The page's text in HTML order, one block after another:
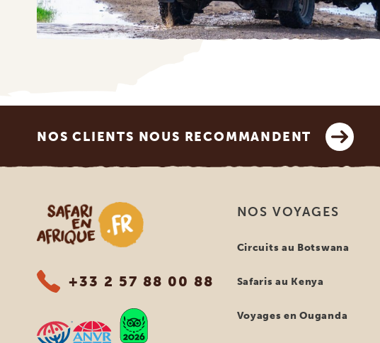
NOS CLIENTS NOUS RECOMMANDENT
Safari en Afrique
+33 2 57 88 00 88
NOS VOYAGES
Circuits au Botswana
Safaris au Kenya
Voyages en Ouganda